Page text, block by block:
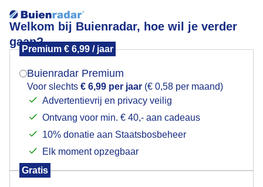
Welkom bij Buienradar, hoe wil je verder
gaan?
Premium € 6,99 / jaar
Buienradar Premium
Voor slechts € 6,99 per jaar (€ 0,58 per maand)
Advertentievrij en privacy veilig
Ontvang voor min. € 40,- aan cadeaus
10% donatie aan Staatsbosbeheer
Elk moment opzegbaar
Gratis
regenplassen
Mogen we je locatie gebruiken voor het
Indien je hier nog geen akkoord op hebt gegeven,
verschijnt er zo een pop-up uit je browser waarin
Is goed, toon de popup